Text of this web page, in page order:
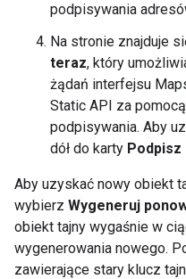
podpisywania
Na stronie znajduje
teraz, który
żądań interfejsu
Static API za
podpisywania. Aby
dół do karty Podpisz
Aby uzyskać nowy obiekt
wybierz Wygeneruj
obiekt tajny wygaśnie w
wygenerowania nowego.
zawierające stary klucz